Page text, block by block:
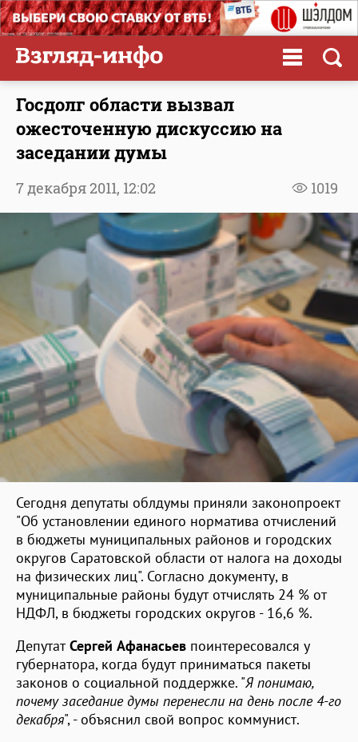
Госдолг области вызвал
ожесточенную дискуссию на
заседании думы
1019
7 декабря 2011, 12:02
Сегодня депутаты облдумы приняли законопроект
"Об установлении единого норматива отчислений
в бюджеты муниципальных районов и городских
округов Саратовской области от налога на доходы
на физических лиц". Согласно документу, в
муниципальные районы будут отчислять 24 % от
НДФЛ, в бюджеты городских округов - 16,6 %.
ДепутатСергей Афанасьев поинтересовался у
губернатора, когда будут приниматься пакеты
законов о социальной поддержке. "Я понимаю,
почему заседание думы перенесли на день после 4-го
декабря", - объяснил свой вопрос коммунист.